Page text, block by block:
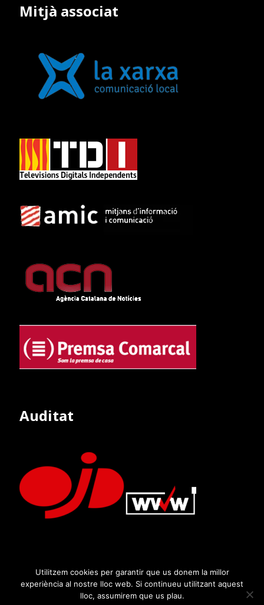
Mitjà associat
Auditat
Utilitzem cookies per garantir que us donem la millor
experiència al nostre lloc web. Si continueu utilitzant aquest
lloc, assumirem que us plau.